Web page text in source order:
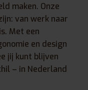
maken. Onze
van werk naar
Met een
en design
jij kunt blijven
– in Nederland